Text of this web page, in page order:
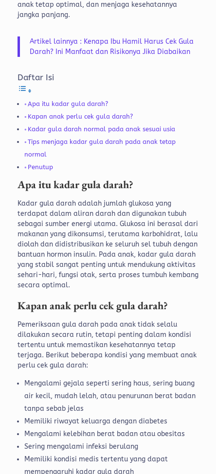
anak tetap optimal, dan menjaga kesehatannya
jangka panjang.
Artikel lainnya : Kenapa Ibu Hamil Harus Cek Gula
Darah? Ini Manfaat dan Risikonya Jika Diabaikan
Daftar Isi
Apa itu kadar gula darah?
Kapan anak perlu cek gula darah?
Kadar gula darah normal pada anak sesuai usia
Tips menjaga kadar gula darah pada anak tetap
normal
Penutup
Apa itu kadar gula darah?
Kadar gula darah adalah jumlah glukosa yang
terdapat dalam aliran darah dan digunakan tubuh
sebagai sumber energi utama. Glukosa ini berasal dari
makanan yang dikonsumsi, terutama karbohidrat, lalu
diolah dan didistribusikan ke seluruh sel tubuh dengan
bantuan hormon insulin. Pada anak, kadar gula darah
yang stabil sangat penting untuk mendukung aktivitas
sehari-hari, fungsi otak, serta proses tumbuh kembang
secara optimal.
Kapan anak perlu cek gula darah?
Pemeriksaan gula darah pada anak tidak selalu
dilakukan secara rutin, tetapi penting dalam kondisi
tertentu untuk memastikan kesehatannya tetap
terjaga. Berikut beberapa kondisi yang membuat anak
perlu cek gula darah:
Mengalami gejala seperti sering haus, sering buang
air kecil, mudah lelah, atau penurunan berat badan
tanpa sebab jelas
Memiliki riwayat keluarga dengan diabetes
Mengalami kelebihan berat badan atau obesitas
Sering mengalami infeksi berulang
Memiliki kondisi medis tertentu yang dapat
mempengaruhi kadar gula darah